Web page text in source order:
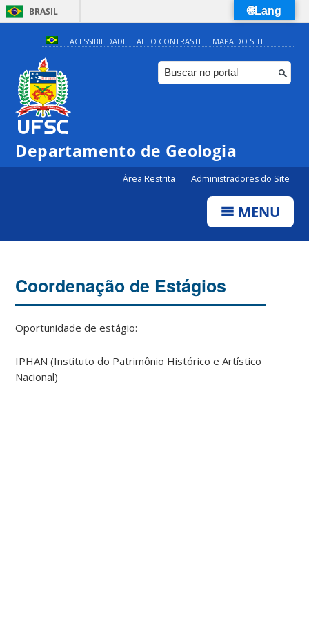
BRASIL
Simplifique!
Comunica BR
Participe
Canais
ACESSIBILIDADE ALTO CONTRASTE MAPA DO SITE
Departamento de Geologia
Área Restrita Administradores do Site
MENU
Coordenação de Estágios
Oportunidade de estágio:
IPHAN (Instituto do Patrimônio Histórico e Artístico
Nacional)
🌐Lang